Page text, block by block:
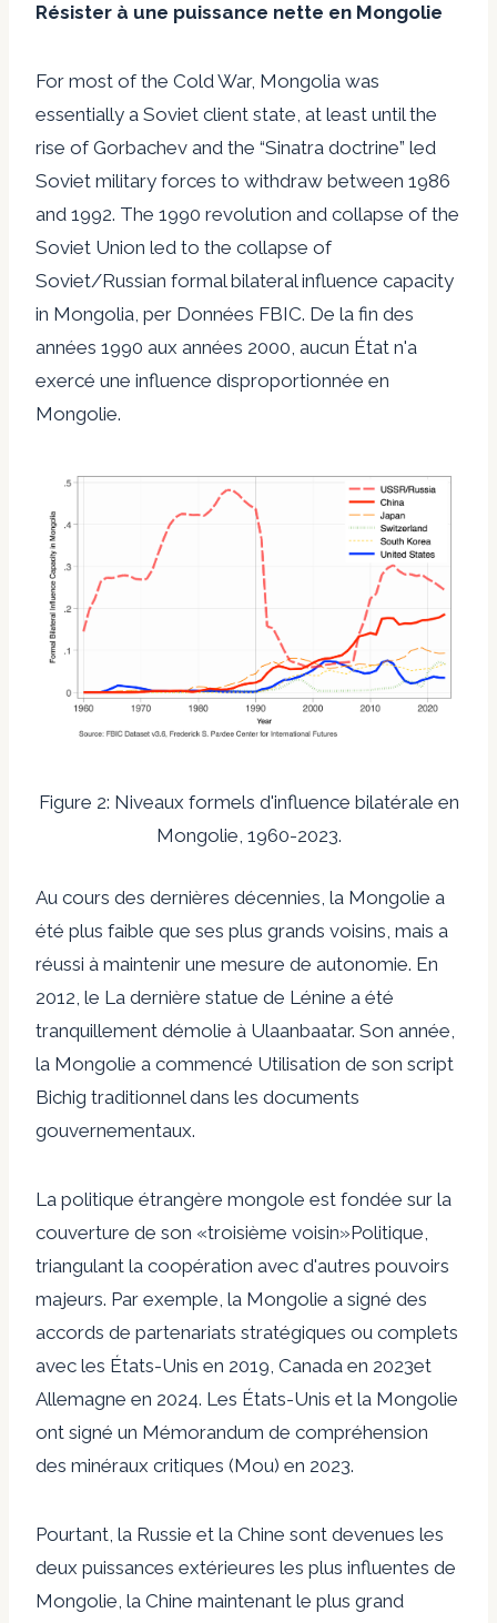
Résister à une puissance nette en Mongolie
For most of the Cold War, Mongolia was
essentially a Soviet client state, at least until the
rise of Gorbachev and the “Sinatra doctrine” led
Soviet military forces to withdraw between 1986
and 1992. The 1990 revolution and collapse of the
Soviet Union led to the collapse of
Soviet/Russian formal bilateral influence capacity
in Mongolia, per Données FBIC. De la fin des
années 1990 aux années 2000, aucun État n'a
exercé une influence disproportionnée en
Mongolie.
Figure 2: Niveaux formels d'influence bilatérale en
Mongolie, 1960-2023.
Au cours des dernières décennies, la Mongolie a
été plus faible que ses plus grands voisins, mais a
réussi à maintenir une mesure de autonomie. En
2012, le La dernière statue de Lénine a été
tranquillement démolie à Ulaanbaatar. Son année,
la Mongolie a commencé Utilisation de son script
Bichig traditionnel dans les documents
gouvernementaux.
La politique étrangère mongole est fondée sur la
couverture de son «troisième voisin»Politique,
triangulant la coopération avec d'autres pouvoirs
majeurs. Par exemple, la Mongolie a signé des
accords de partenariats stratégiques ou complets
avec les États-Unis en 2019, Canada en 2023et
Allemagne en 2024. Les États-Unis et la Mongolie
ont signé un Mémorandum de compréhension
des minéraux critiques (Mou) en 2023.
Pourtant, la Russie et la Chine sont devenues les
deux puissances extérieures les plus influentes de
Mongolie, la Chine maintenant le plus grand